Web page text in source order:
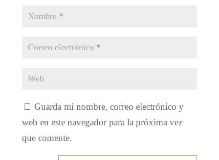
Guarda mi nombre, correo electrónico y
web en este navegador para la próxima vez
que comente.